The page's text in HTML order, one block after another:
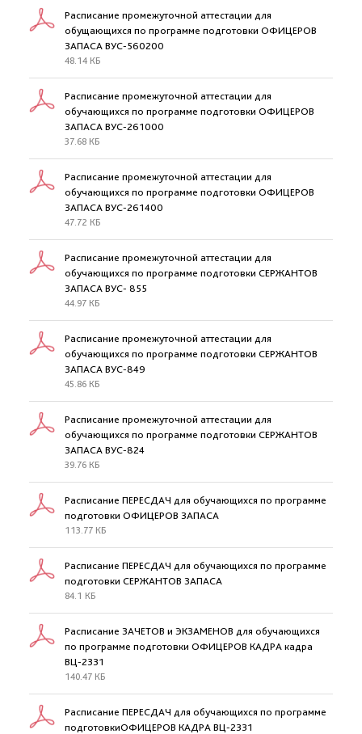
Расписание промежуточной аттестации для
обущающихся по программе подготовки ОФИЦЕРОВ
ЗАПАСА ВУС-560200
48.14 КБ
Расписание промежуточной аттестации для
обучающихся по программе подготовки ОФИЦЕРОВ
ЗАПАСА ВУС-261000
37.68 КБ
Расписание промежуточной аттестации для
обучающихся по программе подготовки ОФИЦЕРОВ
ЗАПАСА ВУС-261400
47.72 КБ
Расписание промежуточной аттестации для
обучающихся по программе подготовки СЕРЖАНТОВ
ЗАПАСА ВУС- 855
44.97 КБ
Расписание промежуточной аттестации для
обучающихся по программе подготовки СЕРЖАНТОВ
ЗАПАСА ВУС-849
45.86 КБ
Расписание промежуточной аттестации для
обучающихся по программе подготовки СЕРЖАНТОВ
ЗАПАСА ВУС-824
39.76 КБ
Расписание ПЕРЕСДАЧ для обучающихся по программе
подготовки ОФИЦЕРОВ ЗАПАСА
113.77 КБ
Расписание ПЕРЕСДАЧ для обучающихся по программе
подготовки СЕРЖАНТОВ ЗАПАСА
84.1 КБ
Расписание ЗАЧЕТОВ и ЭКЗАМЕНОВ для обучающихся
по программе подготовки ОФИЦЕРОВ КАДРА кадра
ВЦ-2331
140.47 КБ
Расписание ПЕРЕСДАЧ для обучающихся по программе
подготовкиОФИЦЕРОВ КАДРА ВЦ-2331